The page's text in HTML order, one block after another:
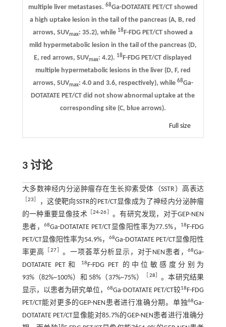
multiple liver metastases. 68Ga-DOTATATE PET/CT showed
a high uptake lesion in the tail of the pancreas (A,B, red
arrows, SUVmax: 35.2), while 18F-FDG PET/CT showed a
mild hypermetabolic lesion in the tail of the pancreas (D,
E, red arrows, SUVmax: 4.2). 18F-FDG PET/CT displayed
multiple hypermetabolic lesions in the liver (D, F, red
arrows, SUVmax: 4.0 and 3.6, respectively), while 68Ga-
DOTATATE PET/CT did not show abnormal uptake at the
corresponding site (C, blue arrows).
Full size
3 讨论
大多数神经内分泌肿瘤存在生长抑素受体（SSTR）高表达
23
，这使靶向SSTR的PET/CT显像成为了神经内分泌肿瘤
的一种重要显像技术 ［24-26
。有研究发现，对于GEP-NEN
患者，68Ga-DOTATATE PET/CT显像阳性率为77.5%， 18F-FDG
PET/CT显像阳性率为54.9%，68Ga-DOTATATE PET/CT显像阳性
率更高
27］ 。一项荟萃分析显示，对于NEN患者，68Ga-
DOTATATE PET和
18F-FDG PET 的中位敏感度分别为
93%（82%~100%）和 58%（37%~75%）
28
。本研究结果
显示，以患者为研究单位，68Ga-DOTATATE PET/CT较18F-FDG
PET/CT能对更多的GEP-NEN患者进行准确分期。单独68Ga-
DOTATATE PET/CT显像能对85.7%的GEP-NEN患者进行准确分